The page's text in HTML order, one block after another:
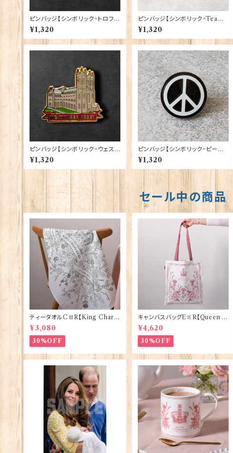
ピンバッジ【シンボリック=トロフィ
ーMam】Cadogan 90040-XJ
KB17-35
¥1,320
ピンバッジ【シンボリック=Teaマ
グ】Cadogan 90040-XJKB17-
16
¥1,320
ピンバッジ【シンボリック=ウェスト
ミンスター寺院】Tradition 9004
0-T1324
¥1,320
ピンバッジ【シンボリック=ピース
マーク】Tradition 90040-P20
1
¥1,320
セール中の商品
ティータオルCⅢR【King Charle
sⅢ Coronation】Victoria Egg
s 50129
¥3,080
30%OFF
キャンバスバッグEⅡR【Queen El
izabethⅡ Commemorative】
Victoria Eggs 90332
¥4,620
30%OFF